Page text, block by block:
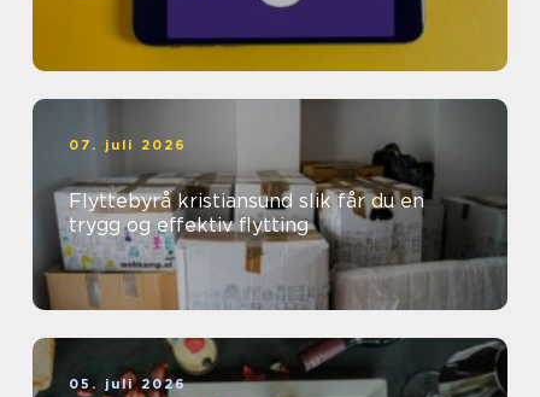
07. juli 2026
Flyttebyrå kristiansund slik får du en
trygg og effektiv flytting
05. juli 2026